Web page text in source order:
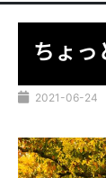
ちょ
2021-06-24